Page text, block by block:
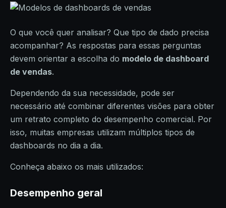
O que você quer analisar? Que tipo de dado precisa
acompanhar? As respostas para essas perguntas
devem orientar a escolha do modelo de dashboard
de vendas.
Dependendo da sua necessidade, pode ser
necessário até combinar diferentes visões para obter
um retrato completo do desempenho comercial. Por
isso, muitas empresas utilizam múltiplos tipos de
dashboards no dia a dia.
Conheça abaixo os mais utilizados:
Desempenho geral